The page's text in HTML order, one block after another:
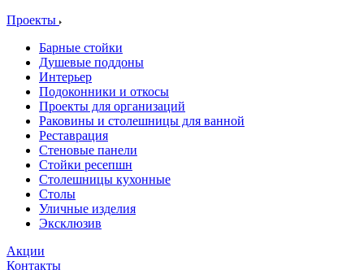
Проекты
Барные стойки
Душевые поддоны
Интерьер
Подоконники и откосы
Проекты для организаций
Раковины и столешницы для ванной
Реставрация
Стеновые панели
Стойки ресепшн
Столешницы кухонные
Столы
Уличные изделия
Эксклюзив
Акции
Контакты